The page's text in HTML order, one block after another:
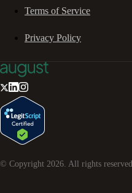
Terms of Service
Privacy Policy
© Copyright 2026 . All rights reserved.